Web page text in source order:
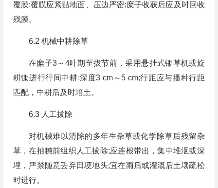
覆膜;覆膜应紧贴地面、压边严密;糜子收获后应及时回收
残膜。
6.2 机械中耕除草
在糜子3～4叶期至拔节前，采用悬挂式锄草机或旋
耕锄进行行间中耕;深度3 cm～5 cm;行距应与播种行距
匹配，中耕后及时培土。
6.3 人工拔除
对机械难以清除的多年生杂草或化学除草后残留杂
草，在抽穗前组织人工拔除;应连根带出，集中堆沤或深
埋，严禁随意丢弃田埂地头;宜在雨后或灌溉后土壤疏松
时进行。